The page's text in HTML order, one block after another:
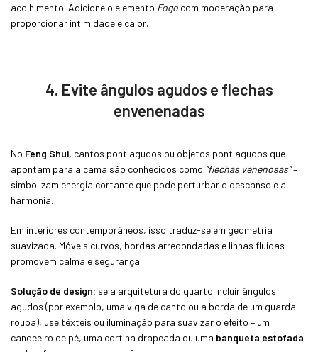
acolhimento. Adicione o elemento Fogo com moderação para
proporcionar intimidade e calor.
4. Evite ângulos agudos e flechas
envenenadas
No Feng Shui, cantos pontiagudos ou objetos pontiagudos que
apontam para a cama são conhecidos como “flechas venenosas”–
simbolizam energia cortante que pode perturbar o descanso e a
harmonia.
Em interiores contemporâneos, isso traduz-se em geometria
suavizada. Móveis curvos, bordas arredondadas e linhas fluidas
promovem calma e segurança.
Solução de design: se a arquitetura do quarto incluir ângulos
agudos (por exemplo, uma viga de canto ou a borda de um guarda-
roupa), use têxteis ou iluminação para suavizar o efeito – um
candeeiro de pé, uma cortina drapeada ou uma banqueta estofada